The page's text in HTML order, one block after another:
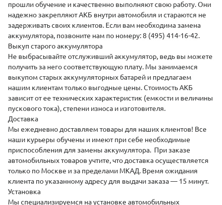
прошли обучение и качественно выполняют свою работу. Они
надежно закрепляют АКБ внутри автомобиля и стараются не
задерживать своих клиентов. Если вам необходима замена
аккумулятора, позвоните нам по номеру: 8 (495) 414-16-42.
Выкуп старого аккумулятора
Не выбрасывайте отслуживший аккумулятор, ведь вы можете
получить за него соответствующую плату. Мы занимаемся
выкупомстарых аккумуляторных батарей и предлагаем
нашим клиентам только выгодные цены. Стоимость АКБ
зависит от ее технических характеристик (емкости и величины
пускового тока), степени износа и изготовителя.
Доставка
Мы ежедневно доставляемтовары для наших клиентов! Все
наши курьеры обучены и имеют при себе необходимые
приспособления для замены аккумулятора. При заказе
автомобильных товаров учтите, что доставка осуществляется
только по Москве и за пределами МКАД. Время ожидания
клиента по указанному адресу для выдачи заказа — 15 минут.
Установка
Мы специализируемся наустановке автомобильных